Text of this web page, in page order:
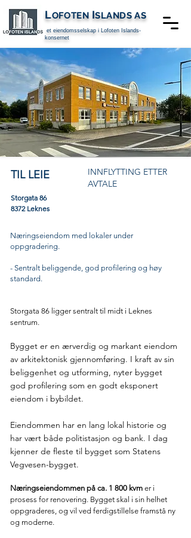
LOFOTEN ISLANDS AS
et eiendomsselskap i Lofoten Islands-
konsernet
TIL LEIE
Storgata 86
8372 Leknes
INNFLYTTING ETTER
AVTALE
Næringseiendom med lokaler under
oppgradering.
- Sentralt beliggende, god profilering og høy
standard.
Storgata 86 ligger sentralt til midt i Leknes
sentrum.
Bygget er en ærverdig og markant eiendom
av arkitektonisk gjennomføring. I kraft av sin
beliggenhet og utforming, nyter bygget
god profilering som en godt eksponert
eiendom i bybildet.
Eiendommen har en lang lokal historie og
har vært både politistasjon og bank. I dag
kjenner de fleste til bygget som Statens
Vegvesen-bygget.
Næringseiendommen på ca. 1 800 kvm er i
prosess for renovering. Bygget skal i sin helhet
oppgraderes, og vil ved ferdigstillelse framstå ny
og moderne.